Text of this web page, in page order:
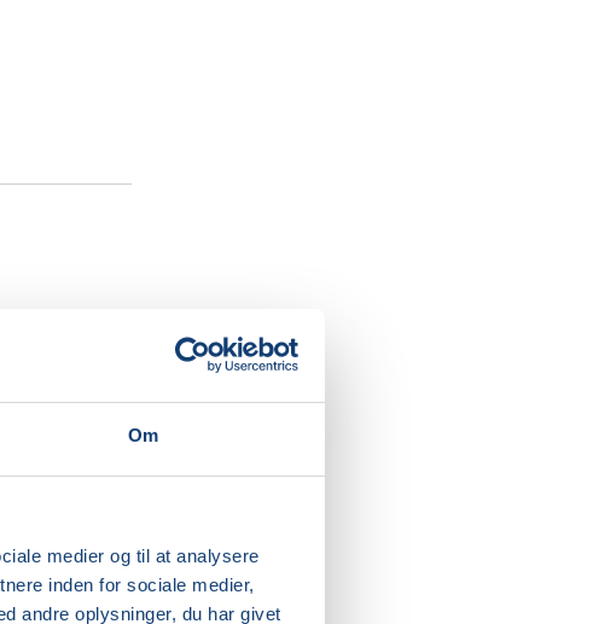
Om
medier og til at analysere
inden for sociale medier,
andre oplysninger, du har givet
dig på til
på til at